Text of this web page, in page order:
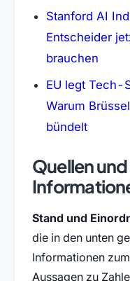
Stanford AI
Entscheider
brauchen
EU legt Tech-
Warum
bündelt
Quellen
Stand und
die in den unten
Informationen
Aussagen zu